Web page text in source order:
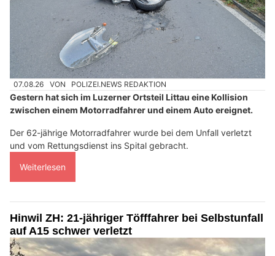
07.08.26 VON POLIZEI.NEWS REDAKTION
Gestern hat sich im Luzerner Ortsteil Littau eine Kollision
zwischen einem Motorradfahrer und einem Auto ereignet.
Der 62-jährige Motorradfahrer wurde bei dem Unfall verletzt
und vom Rettungsdienst ins Spital gebracht.
Weiterlesen
Hinwil ZH: 21-jähriger Töfffahrer bei Selbstunfall
auf A15 schwer verletzt